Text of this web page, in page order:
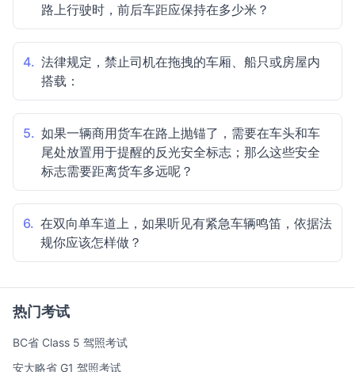
路上行驶时，前后车距应保持在多少米？
4. 法律规定，禁止司机在拖拽的车厢、船只或房屋内
搭载：
5. 如果一辆商用货车在路上抛锚了，需要在车头和车
尾处放置用于提醒的反光安全标志；那么这些安全
标志需要距离货车多远呢？
6. 在双向单车道上，如果听见有紧急车辆鸣笛，依据法
规你应该怎样做？
热门考试
BC省 Class 5 驾照考试
安大略省 G1 驾照考试